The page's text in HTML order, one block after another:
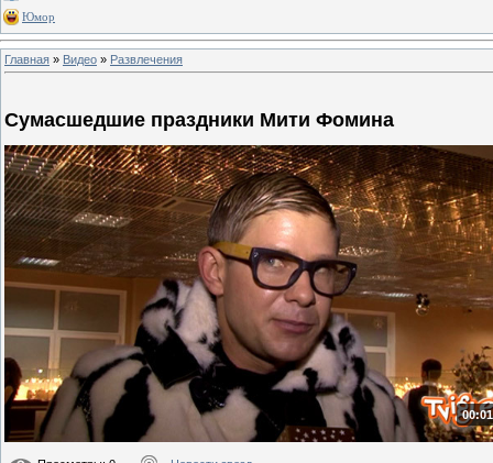
Юмор
Главная » Видео » Развлечения
Сумасшедшие праздники Мити Фомина